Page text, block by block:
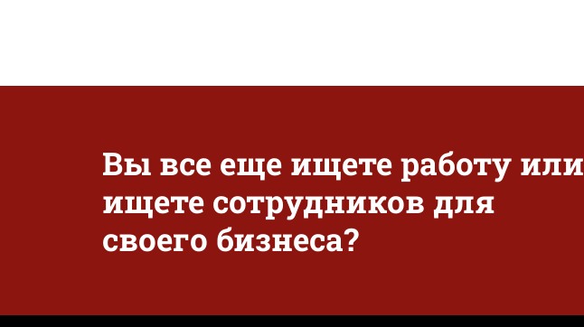
Вы все еще ищете работу или
ищете сотрудников для
своего бизнеса?